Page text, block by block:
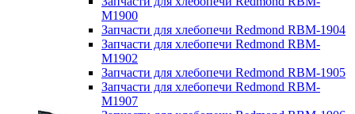
M1900
Запчасти для хлебопечи Redmond RBM-1904
Запчасти для хлебопечи Redmond RBM-
M1902
Запчасти для хлебопечи Redmond RBM-1905
Запчасти для хлебопечи Redmond RBM-
M1907